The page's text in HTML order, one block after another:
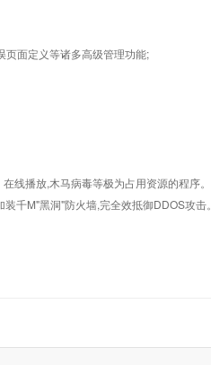
页面定义等诸多高级管理功能;
线播放,木马病毒等极为占用资源的程序。
千M"黑洞"防火墙,完全效抵御DDOS攻击。